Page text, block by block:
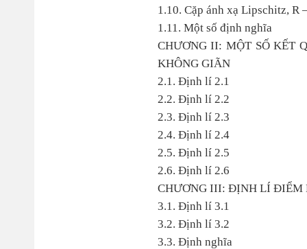
1.10. Cặp ánh xạ Lipschitz, R
1.11. Một số định nghĩa
CHƯƠNG II: MỘT SỐ KẾT
KHÔNG GIÃN
2.1. Định lí 2.1
2.2. Định lí 2.2
2.3. Định lí 2.3
2.4. Định lí 2.4
2.5. Định lí 2.5
2.6. Định lí 2.6
CHƯƠNG III: ĐỊNH LÍ ĐIỂM
3.1. Định lí 3.1
3.2. Định lí 3.2
3.3. Định nghĩa